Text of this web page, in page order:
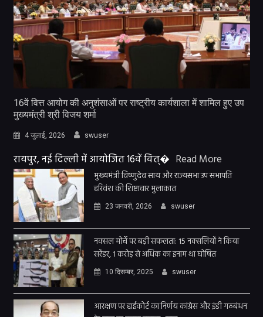
16वें वित्त आयोग की अनुशंसाओं पर राष्ट्रीय कार्यशाला में शामिल हुए उप
मुख्यमंत्री श्री विजय शर्मा
4 जुलाई, 2026 swuser
रायपुर, नई दिल्ली में आयोजित 16वें वित्� Read More
मुख्यमंत्री विष्णुदेव साय और राज्यसभा उप सभापति
हरिवंश की शिष्टाचार मुलाकात
23 जनवरी, 2026 swuser
नक्सल मोर्चे पर बड़ी सफलता: 15 नक्सलियों ने किया
सरेंडर, 1 करोड़ से अधिक का इनाम था घोषित
10 दिसम्बर, 2025 swuser
आरक्षण पर हाईकोर्ट का निर्णय कांग्रेस और इंडी गठबंधन